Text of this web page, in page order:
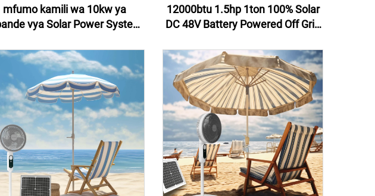
mfumo kamili wa 10kw ya
vya Solar Power System
Off Grid Solar System
12000btu 1.5hp 1ton 100% Solar
DC 48V Battery Powered Off Grid
Hewa Ya Nyumbani Bei